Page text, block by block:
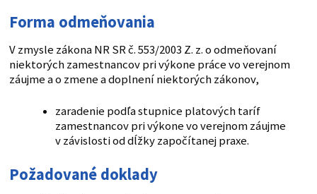
Forma odmeňovania
V zmysle zákona NR SR č. 553/2003 Z. z. o odmeňovaní
niektorých zamestnancov pri výkone práce vo verejnom
záujme a o zmene a doplnení niektorých zákonov,
zaradenie podľa stupnice platových taríf
zamestnancov pri výkone vo verejnom záujme
v závislosti od dĺžky započítanej praxe.
Požadované doklady